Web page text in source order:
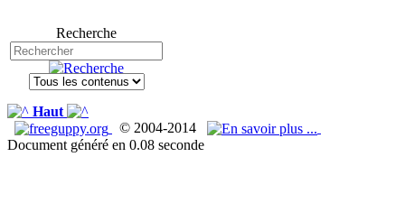
Recherche
Haut
© 2004-2014
Document généré en 0.08 seconde